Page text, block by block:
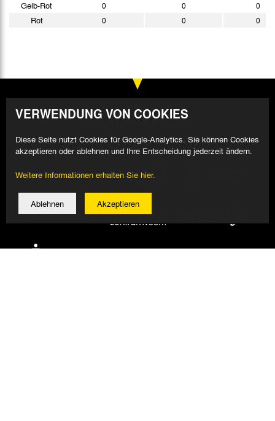
Gelb-Rot 0 0 0
Rot 0 0 0
VERWENDUNG VON COOKIES
Diese Seite nutzt Cookies für Google-Analytics. Sie können Cookies
akzeptieren oder ablehnen und Ihre Entscheidung jederzeit ändern.
Weitere Informationen erhalten Sie hier.
Ablehnen Akzeptieren